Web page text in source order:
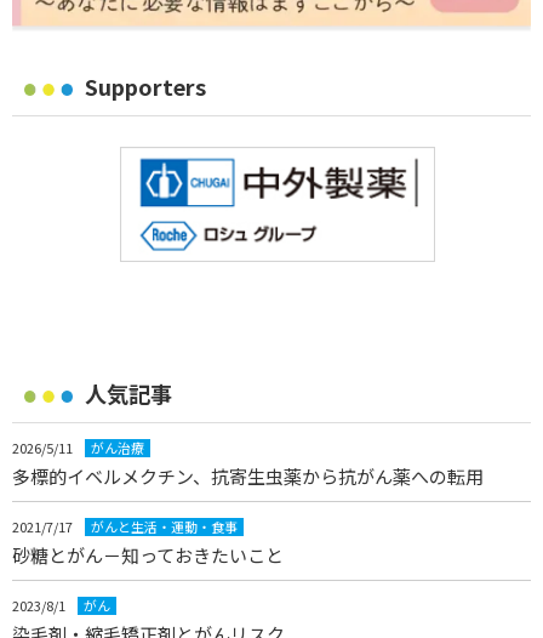
Supporters
人気記事
2026/5/11 がん治療
多標的イベルメクチン、抗寄生虫薬から抗がん薬への転用
2021/7/17 がんと生活・運動・食事
砂糖とがん－知っておきたいこと
2023/8/1 がん